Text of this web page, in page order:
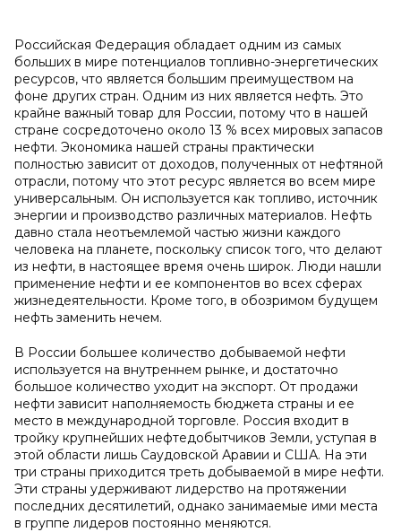
Российская Федерация обладает одним из самых
больших в мире потенциалов топливно-энергетических
ресурсов, что является большим преимуществом на
фоне других стран. Одним из них является нефть. Это
крайне важный товар для России, потому что в нашей
стране сосредоточено около 13 % всех мировых запасов
нефти. Экономика нашей страны практически
полностью зависит от доходов, полученных от нефтяной
отрасли, потому что этот ресурс является во всем мире
универсальным. Он используется как топливо, источник
энергии и производство различных материалов. Нефть
давно стала неотъемлемой частью жизни каждого
человека на планете, поскольку список того, что делают
из нефти, в настоящее время очень широк. Люди нашли
применение нефти и ее компонентов во всех сферах
жизнедеятельности. Кроме того, в обозримом будущем
нефть заменить нечем.
В России большее количество добываемой нефти
используется на внутреннем рынке, и достаточно
большое количество уходит на экспорт. От продажи
нефти зависит наполняемость бюджета страны и ее
место в международной торговле. Россия входит в
тройку крупнейших нефтедобытчиков Земли, уступая в
этой области лишь Саудовской Аравии и США. На эти
три страны приходится треть добываемой в мире нефти.
Эти страны удерживают лидерство на протяжении
последних десятилетий, однако занимаемые ими места
в группе лидеров постоянно меняются.